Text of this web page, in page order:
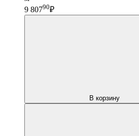
9 80790₽
В корзину